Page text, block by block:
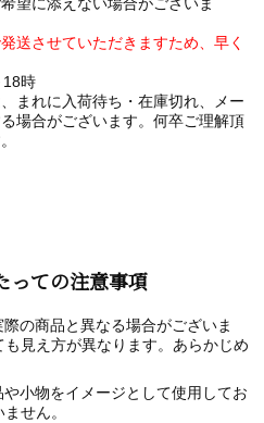
送させていただきますため、早く
時
まれに入荷待ち・在庫切れ、メー
場合がございます。何卒ご理解頂
っての注意事項
の商品と異なる場合がございま
見え方が異なります。あらかじめ
小物をイメージとして使用してお
せん。